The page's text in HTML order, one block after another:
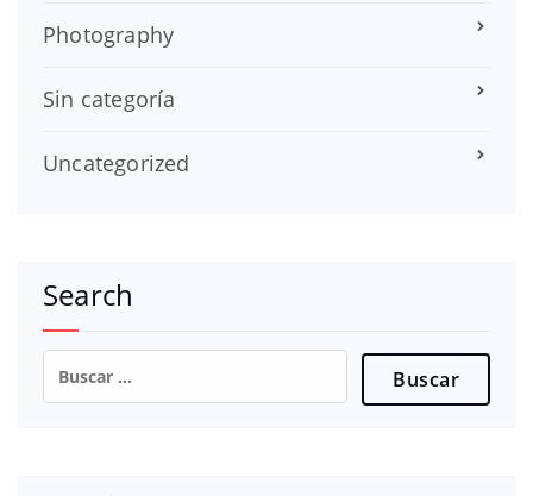
Photography
Sin categoría
Uncategorized
Search
Buscar: